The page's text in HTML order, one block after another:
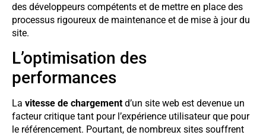
des développeurs compétents et de mettre en place des
processus rigoureux de maintenance et de mise à jour du
site.
L’optimisation des
performances
La vitesse de chargement d’un site web est devenue un
facteur critique tant pour l’expérience utilisateur que pour
le référencement. Pourtant, de nombreux sites souffrent